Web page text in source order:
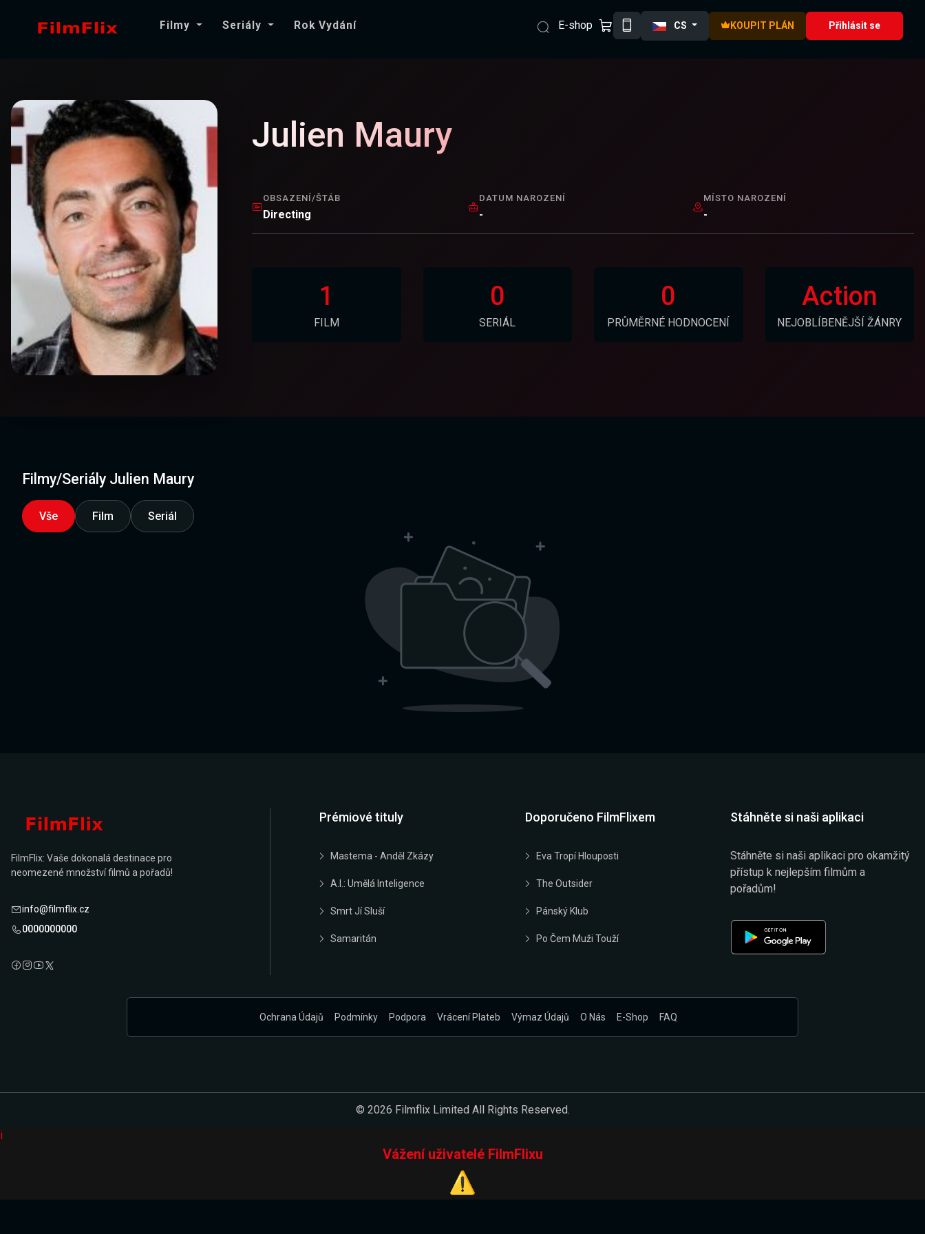
Filmy Seriály Rok Vydání E-shop CS KOUPIT PLÁN Přihlásit se
Julien Maury
OBSAZENÍ/ŠTÁB
Directing
DATUM NAROZENÍ
-
MÍSTO NAROZENÍ
-
1
FILM
0
SERIÁL
0
PRŮMĚRNÉ HODNOCENÍ
Action
NEJOBLÍBENĚJŠÍ ŽÁNRY
Filmy/Seriály Julien Maury
Vše Film Seriál
FilmFlix: Vaše dokonalá destinace pro
neomezené množství filmů a pořadů!
info@filmflix.cz
0000000000
Prémiové tituly
Mastema - Anděl Zkázy
A.I.: Umělá Inteligence
Smrt Jí Sluší
Samaritán
Doporučeno FilmFlixem
Eva Tropí Hlouposti
The Outsider
Pánský Klub
Po Čem Muži Touží
Stáhněte si naši aplikaci
Stáhněte si naši aplikaci pro okamžitý
přístup k nejlepším filmům a
pořadům!
Ochrana Údajů Podmínky Podpora Vrácení Plateb Výmaz Údajů O Nás E-Shop FAQ
© 2026 Filmflix Limited All Rights Reserved.
i
Vážení uživatelé FilmFlixu
⚠️